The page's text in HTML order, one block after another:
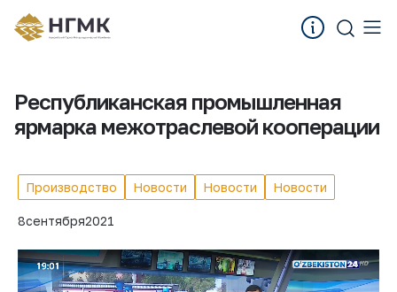
Республиканская промышленная
ярмарка межотраслевой кооперации
Производство Новости Новости Новости
8сентября2021